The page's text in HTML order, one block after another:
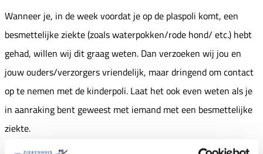
Wanneer je, in de week voordat je op de plaspoli komt, een
besmettelijke ziekte (zoals waterpokken/rode hond/ etc.) hebt
gehad, willen wij dit graag weten. Dan verzoeken wij jou en
jouw ouders/verzorgers vriendelijk, maar dringend om contact
op te nemen met de kinderpoli. Laat het ook even weten als je
in aanraking bent geweest met iemand met een besmettelijke
ziekte.